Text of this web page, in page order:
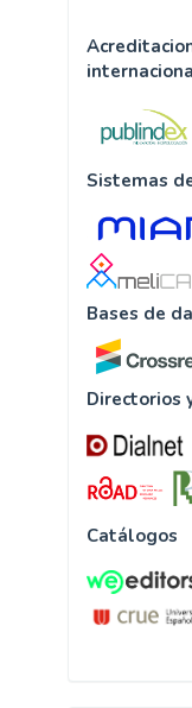
Sistemas
Bases de
Directorios
Catálogos